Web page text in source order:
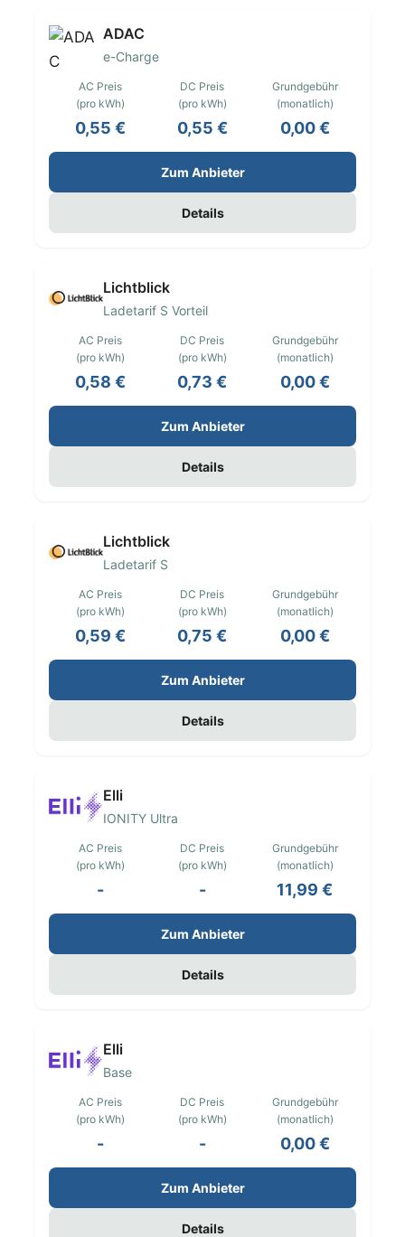
ADAC
e-Charge
AC Preis
(pro kWh)
0,55 €
DC Preis
(pro kWh)
0,55 €
Grundgebühr
(monatlich)
0,00 €
Zum Anbieter
Details
Lichtblick
Ladetarif S Vorteil
AC Preis
(pro kWh)
0,58 €
DC Preis
(pro kWh)
0,73 €
Grundgebühr
(monatlich)
0,00 €
Zum Anbieter
Details
Lichtblick
Ladetarif S
AC Preis
(pro kWh)
0,59 €
DC Preis
(pro kWh)
0,75 €
Grundgebühr
(monatlich)
0,00 €
Zum Anbieter
Details
Elli
IONITY Ultra
AC Preis
(pro kWh)
-
DC Preis
(pro kWh)
-
Grundgebühr
(monatlich)
11,99 €
Zum Anbieter
Details
Elli
Base
AC Preis
(pro kWh)
-
DC Preis
(pro kWh)
-
Grundgebühr
(monatlich)
0,00 €
Zum Anbieter
Details